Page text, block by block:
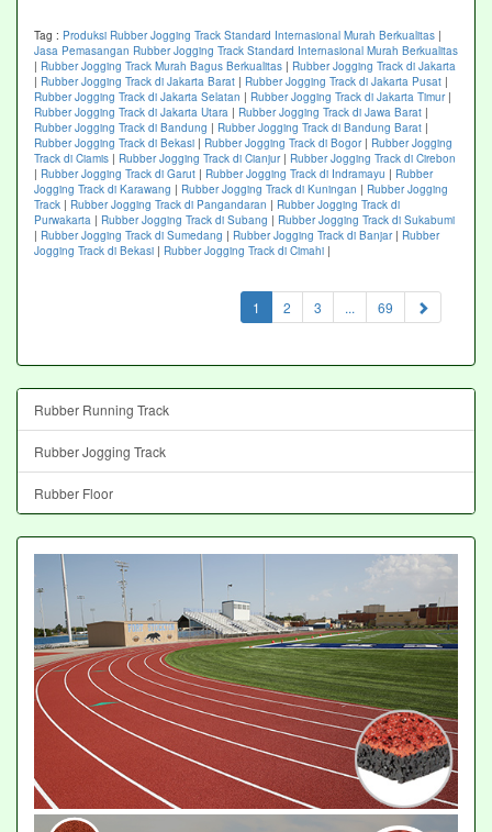
Tag : Produksi Rubber Jogging Track Standard Internasional Murah Berkualitas |
Jasa Pemasangan Rubber Jogging Track Standard Internasional Murah Berkualitas
| Rubber Jogging Track Murah Bagus Berkualitas | Rubber Jogging Track di Jakarta
| Rubber Jogging Track di Jakarta Barat | Rubber Jogging Track di Jakarta Pusat |
Rubber Jogging Track di Jakarta Selatan | Rubber Jogging Track di Jakarta Timur|
Rubber Jogging Track di Jakarta Utara | Rubber Jogging Track di Jawa Barat |
Rubber Jogging Track di Bandung | Rubber Jogging Track di Bandung Barat |
Rubber Jogging Track di Bekasi | Rubber Jogging Track di Bogor| Rubber Jogging
Track di Ciamis | Rubber Jogging Track di Cianjur| Rubber Jogging Track di Cirebon
| Rubber Jogging Track di Garut | Rubber Jogging Track di Indramayu | Rubber
Jogging Track di Karawang | Rubber Jogging Track di Kuningan | Rubber Jogging
Track | Rubber Jogging Track di Pangandaran | Rubber Jogging Track di
Purwakarta | Rubber Jogging Track di Subang | Rubber Jogging Track di Sukabumi
| Rubber Jogging Track di Sumedang | Rubber Jogging Track di Banjar| Rubber
Jogging Track di Bekasi | Rubber Jogging Track di Cimahi |
1 (current)
2 3 ... 69
Rubber Running Track
Rubber Jogging Track
Rubber Floor